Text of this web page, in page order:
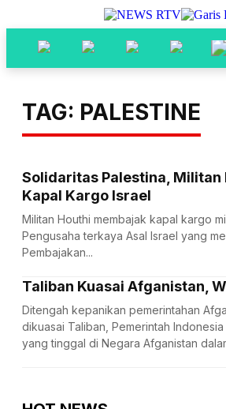
TAG: PALESTINE
Solidaritas Palestina, Militan
Kapal Kargo Israel
Militan Houthi membajak kapal kargo
Pengusaha terkaya Asal Israel yang
Pembajakan...
Taliban Kuasai Afganistan,
Ditengah kepanikan pemerintahan
dikuasai Taliban, Pemerintah Indonesia
yang tinggal di Negara Afganistan